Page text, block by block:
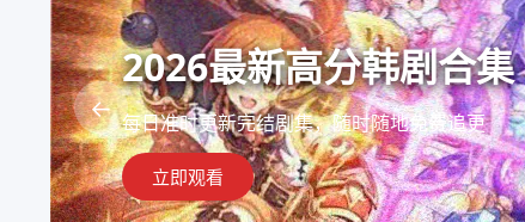
2026最新高分韩剧合集
每日准时更新完结剧集，随时随地免费追更
立即观看
←